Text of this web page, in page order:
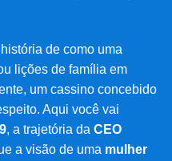
de como uma
lições de família em
um cassino concebido
Aqui você vai
, a trajetória da CEO
a visão de uma mulher